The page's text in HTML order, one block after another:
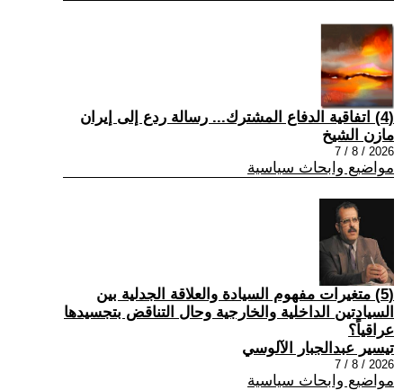
(4) اتفاقية الدفاع المشترك... رسالة ردع إلى إيران
مازن الشيخ
2026 / 8 / 7
مواضيع وابحاث سياسية
(5) متغيرات مفهوم السيادة والعلاقة الجدلية بين
السيادتين الداخلية والخارجية وحال التناقض بتجسيدها
عراقياً؟
تيسير عبدالجبار الآلوسي
2026 / 8 / 7
مواضيع وابحاث سياسية